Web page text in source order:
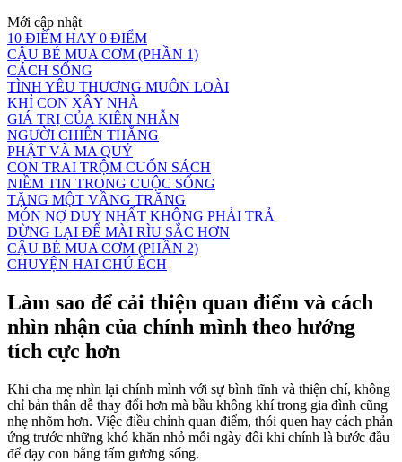
Mới cập nhật
10 ĐIỂM HAY 0 ĐIỂM
CẬU BÉ MUA CƠM (PHẦN 1)
CÁCH SỐNG
TÌNH YÊU THƯƠNG MUÔN LOÀI
KHỈ CON XÂY NHÀ
GIÁ TRỊ CỦA KIÊN NHẪN
NGƯỜI CHIẾN THẮNG
PHẬT VÀ MA QUỶ
CON TRAI TRỘM CUỐN SÁCH
NIỀM TIN TRONG CUỘC SỐNG
TẶNG MỘT VẦNG TRĂNG
MÓN NỢ DUY NHẤT KHÔNG PHẢI TRẢ
DỪNG LẠI ĐỂ MÀI RÌU SẮC HƠN
CẬU BÉ MUA CƠM (PHẦN 2)
CHUYỆN HAI CHÚ ẾCH
Làm sao để cải thiện quan điểm và cách
nhìn nhận của chính mình theo hướng
tích cực hơn
Khi cha mẹ nhìn lại chính mình với sự bình tĩnh và thiện chí, không
chỉ bản thân dễ thay đổi hơn mà bầu không khí trong gia đình cũng
nhẹ nhõm hơn. Việc điều chỉnh quan điểm, thói quen hay cách phản
ứng trước những khó khăn nhỏ mỗi ngày đôi khi chính là bước đầu
để dạy con bằng tấm gương sống.